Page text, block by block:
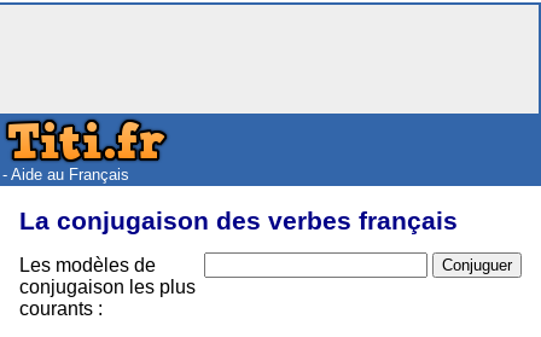
- Aide au Français
La conjugaison des verbes français
Les modèles de
conjugaison les plus
courants :